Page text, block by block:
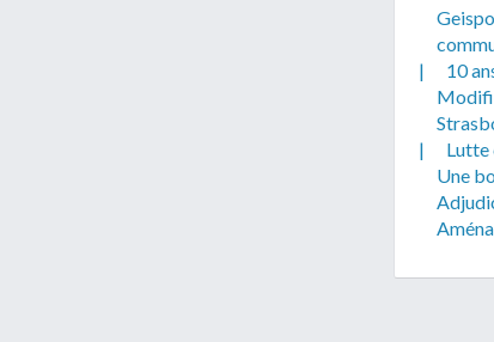
|
10
|
Lutte
Une